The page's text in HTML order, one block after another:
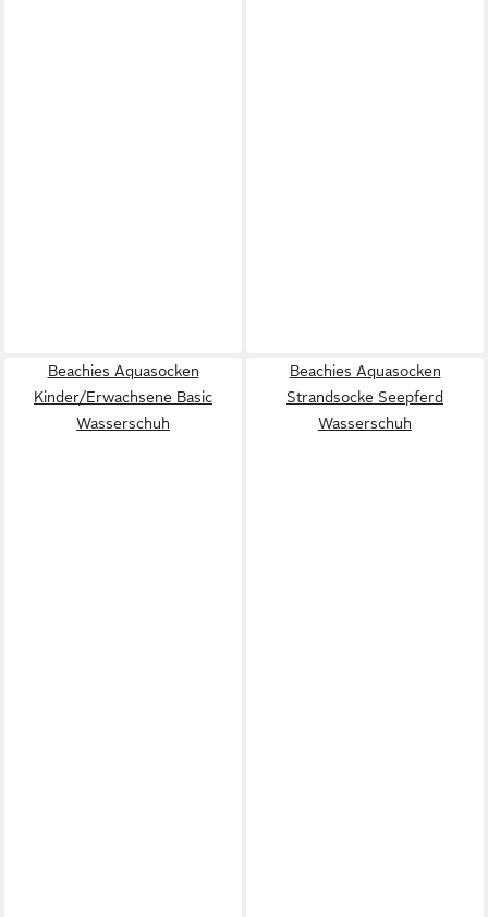
Beachies Aquasocken
Kinder/Erwachsene Basic
Wasserschuh
Beachies Aquasocken
Strandsocke Seepferd
Wasserschuh